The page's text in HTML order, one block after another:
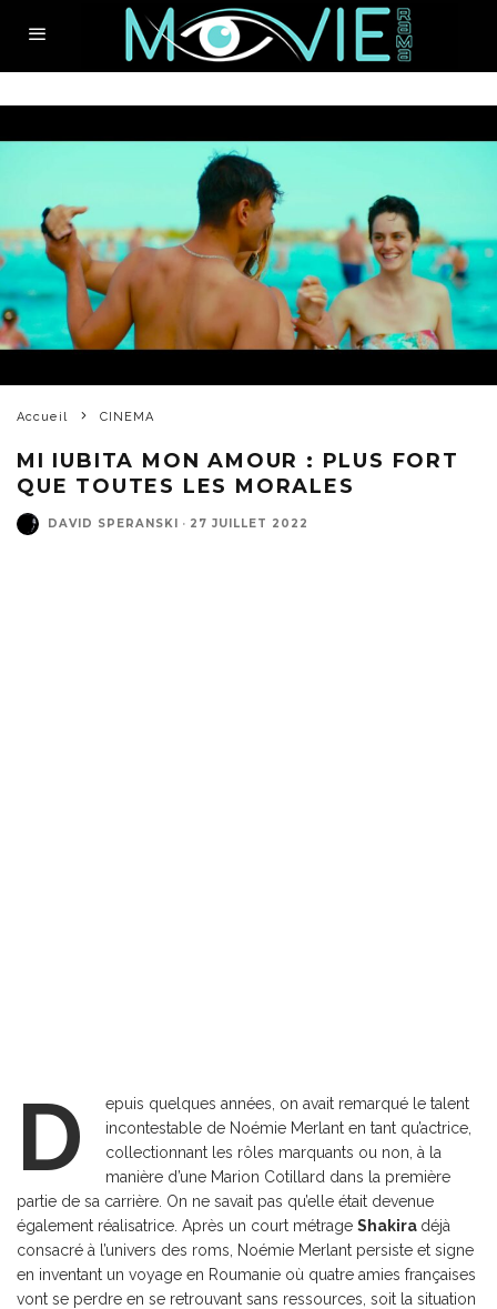
Accueil CINEMA
MI IUBITA MON AMOUR : PLUS FORT
QUE TOUTES LES MORALES
DAVID SPERANSKI · 27 JUILLET 2022
D
epuis quelques années, on avait remarqué le talent
incontestable de Noémie Merlant en tant qu’actrice,
collectionnant les rôles marquants ou non, à la
manière d’une Marion Cotillard dans la première
partie de sa carrière. On ne savait pas qu’elle était devenue
également réalisatrice. Après un court métrage Shakira déjà
consacré à l’univers des roms, Noémie Merlant persiste et signe
en inventant un voyage en Roumanie où quatre amies françaises
vont se perdre en se retrouvant sans ressources, soit la situation